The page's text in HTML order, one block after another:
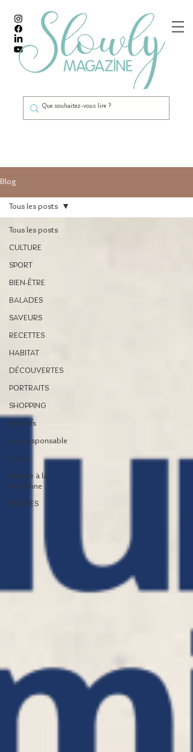
Blog
Tous les posts
CULTURE
SPORT
BIEN-ÊTRE
BALADES
SAVEURS
RECETTES
HABITAT
DÉCOUVERTES
PORTRAITS
SHOPPING
Sportifs
Éco-responsable
Assos
Service à la
personne
SORTIES
Tous les posts